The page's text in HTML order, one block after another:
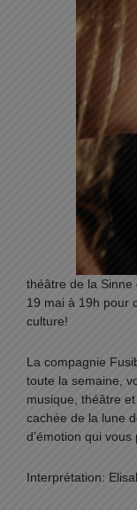
théâtre de la Sinne
19 mai à 19h pour
culture!
La compagnie
toute la semaine,
musique, théâtre
cachée de la lune
d’émotion qui
Interprétation: